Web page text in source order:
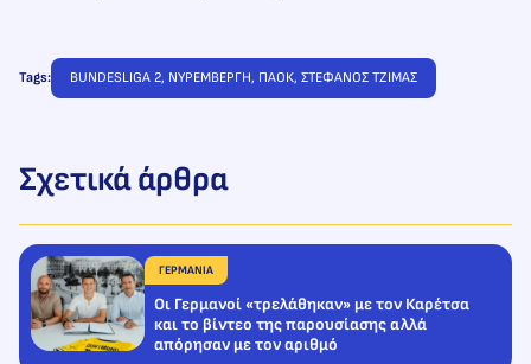
Tags: BUNDESLIGA 2, ΝΥΡΕΜΒΕΡΓΗ, ΠΑΟΚ, ΣΤΕΦΑΝΟΣ ΤΖΙΜΑΣ
Σχετικά άρθρα
ΓΕΡΜΑΝΙΑ
Οι Γερμανοί «τρελάθηκαν» με τον Καρέτσα
και το βίντεο της παρουσίασης αλλά
απόρησαν με τον αριθμό